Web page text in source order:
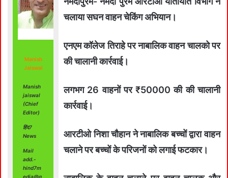
Manish
Jaiswal
Manish
jaiswal
(Chief
Editor)
हिंद7
News
Mail
add.-
hind7m
edia@g
चलाया सघन वाहन चेकिंग अभियान।
एनएम कॉलेज तिराहे पर नाबालिक वाहन चालको पर
की चालानी कार्रवाई।
लगभग 26 वाहनों पर ₹50000 की की चालानी
कार्रवाई।
आरटीओ निशा चौहान ने नाबालिक बच्चों द्वारा वाहन
चलाने पर बच्चों के परिजनों को लगाई फटकार।